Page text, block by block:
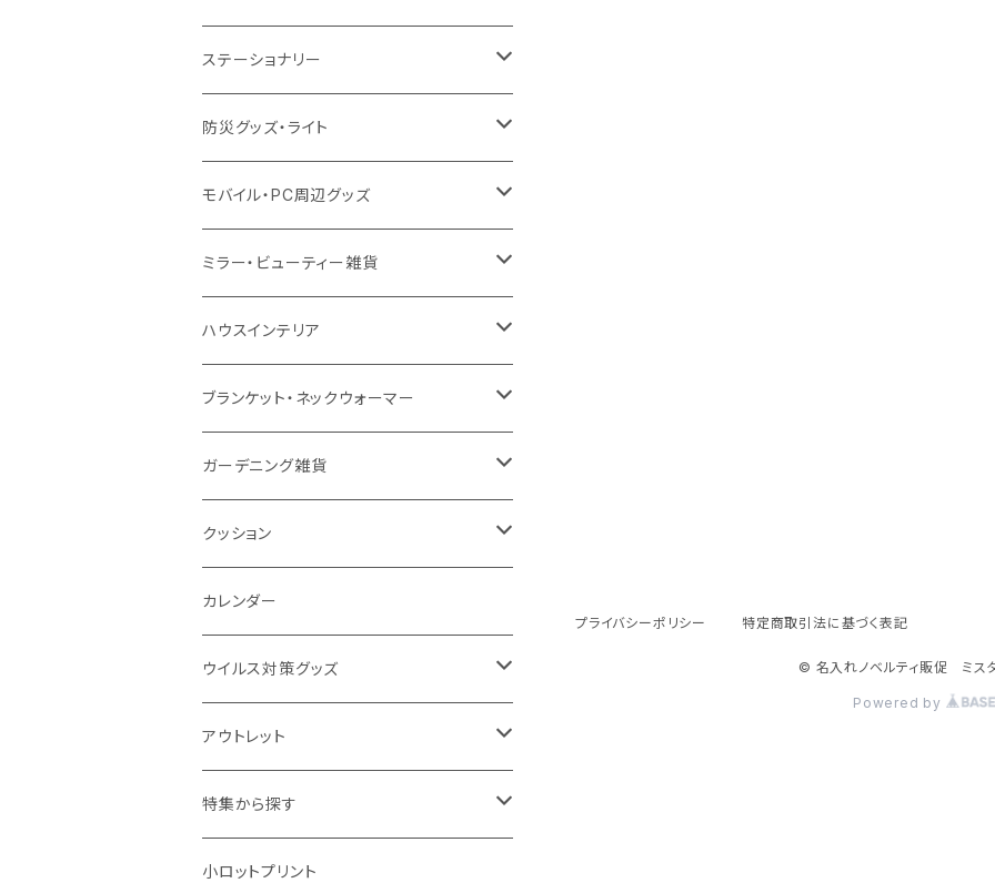
不織布
保冷
スウェット
ポリエステル
不織布
保冷
EVA
防水
ナイロン
デニム・デニムライク
ポリエステル
リネン
クリアボトル
カスタムデザインボトル
プラスチック2層タンブラー
アルミタンブラー
バンブータンブラー
コーヒー配合タンブラー
カスタムデザインタンブラー
ステンレス
バンブー
コーヒー配合
プラスチック
陶器
磁器マグ・湯呑
カスタムデザイン
カトラリー
フードポット
コースター
ドリンク用品
保存容器
キッチンツール
ステーショナリー
単色ボールペン
多機能ペン
ペンケース
メモ
ノート
付箋
トレイ
パットカバー、ブックカバー
IDケース、パスケース、コインケース
デスク周辺
防災グッズ・ライト
防災セット
ラジオ・スピーカー
ハンディライト
デスクライト
付属ライト
ランタン
非常食
モバイル・PC周辺グッズ
チャージャー
充電器
モバイルスタンド
モバイルリング
アクセサリー・スマホケース
タッチペン
USBケーブル・ハブ
イヤホン・ヘッドフォン
マウスパッド
モバイル周辺グッズ
ミラー・ビューティー雑貨
折りたたみ式ミラー
スライド式ミラー
ケース付きミラー
手持ちミラー
ビューティー雑貨
ハウスインテリア
ピクチャーボード、ポスター
フォトフレーム、スタンド
キーホルダー
時計
ブランケット・ネックウォーマー
ブランケット
ネックウォーマー
マフラー・ストール
ガーデニング雑貨
F.O.B COOP
クッション
折りたたみクッション
カレンダー
ウイルス対策グッズ
除菌グッズ
パーテーション
マスク・フェイスシールド
アウトレット
アウトレット
ドリンクフェア
特集から探す
エンタメグッズ・イベント会場物販品
小ロットプリント
プライバシーポリシー 特定商取引法に基づく表記
© 名入れノベルティ販促 ミス
Powered by